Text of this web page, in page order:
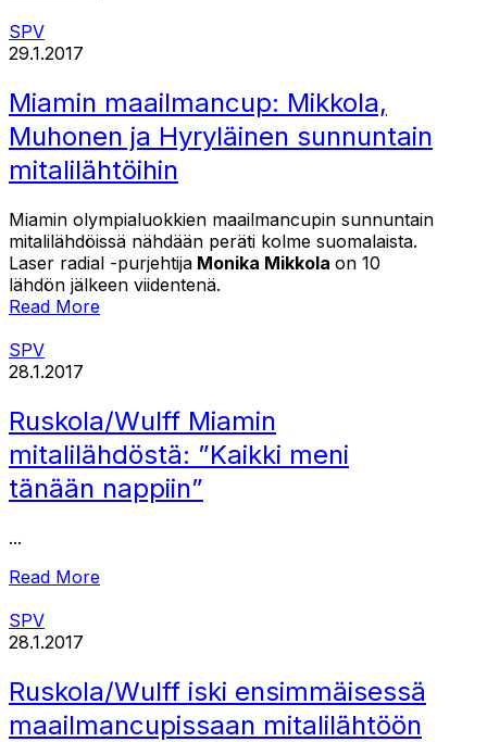
SPV
29.1.2017
Miamin maailmancup: Mikkola,
Muhonen ja Hyryläinen sunnuntain
mitalilähtöihin
Miamin olympialuokkien maailmancupin sunnuntain
mitalilähdöissä nähdään peräti kolme suomalaista.
Laser radial -purjehtija Monika Mikkola on 10
lähdön jälkeen viidentenä.
Read More
SPV
28.1.2017
Ruskola/Wulff Miamin
mitalilähdöstä: ”Kaikki meni
tänään nappiin”
...
Read More
SPV
28.1.2017
Ruskola/Wulff iski ensimmäisessä
maailmancupissaan mitalilähtöön